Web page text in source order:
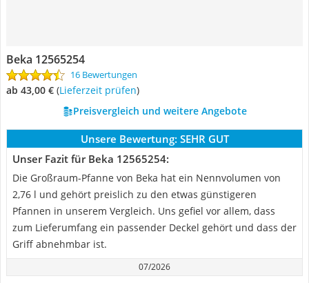
Beka 12565254
16 Bewertungen
ab 43,00 € (Lieferzeit prüfen)
Preisvergleich und weitere Angebote
Unsere Bewertung: SEHR GUT
Unser Fazit für Beka 12565254:
Die Großraum-Pfanne von Beka hat ein Nennvolumen von
2,76 l und gehört preislich zu den etwas günstigeren
Pfannen in unserem Vergleich. Uns gefiel vor allem, dass
zum Lieferumfang ein passender Deckel gehört und dass der
Griff abnehmbar ist.
07/2026